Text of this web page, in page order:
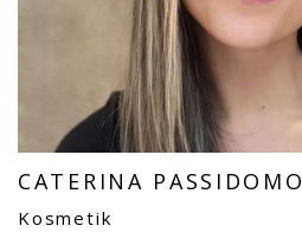
CATERINA PASSIDOMO
Kosmetik